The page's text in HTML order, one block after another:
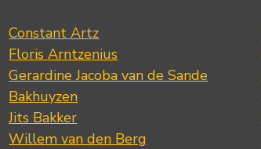
Constant Artz
Floris Arntzenius
Gerardine Jacoba van de Sande
Bakhuyzen
Jits Bakker
Willem van den Berg